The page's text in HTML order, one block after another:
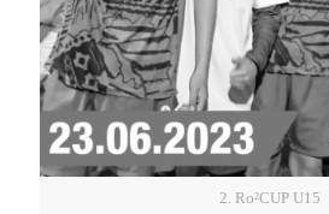
2. Ro²CUP U15